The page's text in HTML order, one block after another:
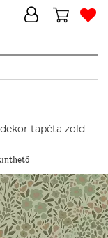
tapéta zöld